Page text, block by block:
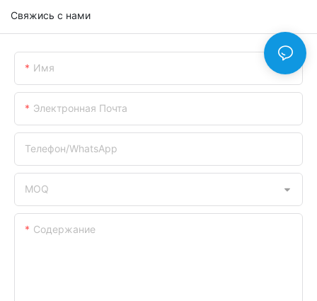
Свяжись с нами
Имя
Электронная Почта
Телефон/WhatsApp
MOQ
Содержание